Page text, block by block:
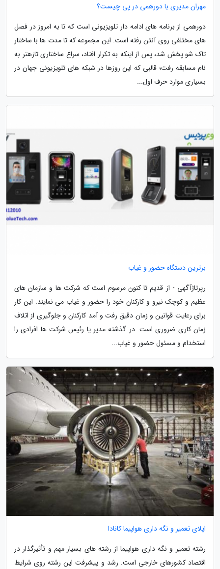
مهران مدیری با دورهمی در پی چیست؟
دورهمی از برنامه های ادامه دار تلویزیونی است که تا به امروز در فصل
های مختلفی روی آنتن رفته است. این مجموعه که تا مدت ها با ساختار
تاک شو پخش شد، پس از اینکه به تکرار افتاد، سراغ ساختاری تازهتر به
نام مسابقه رفت؛ قالبی که این روزها در شبکه های تلویزیونی جهان در
بسیاری موارد حرف اول...
برترین دستگاه حضور و غیاب
رپرتاژآگهی - از قدیم تا کنون مرسوم است که شرکت ها و سازمان های
عظیم و کوچک نیرو و کارکنان خود را حضور و غیاب می نمایند. این کار
برای رعایت قوانین و زمان دقیق رفت و آمد کارکنان و جلوگیری از اتلاف
زمان کاری ضروری است. در گذشته مدیر یا رئیس شرکت ها افرادی را
استخدام و مسئول حضور و غیاب...
اپلای تعمیر و نگه داری هواپیما کانادا
رشته تعمیر و نگه داری هواپیما از رشته های بسیار مهم و تأثیرگذار در
اقتصاد کشورهای خارجی است. رشد و پیشرفت این رشته روی شرایط